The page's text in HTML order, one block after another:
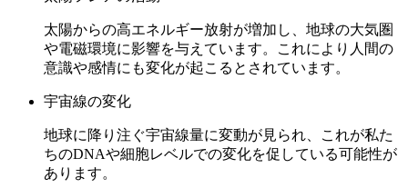
太陽からの高エネルギー放射が増加し、地球の大気圏
や電磁環境に影響を与えています。これにより人間の
意識や感情にも変化が起こるとされています。
宇宙線の変化
地球に降り注ぐ宇宙線量に変動が見られ、これが私た
ちのDNAや細胞レベルでの変化を促している可能性が
あります。